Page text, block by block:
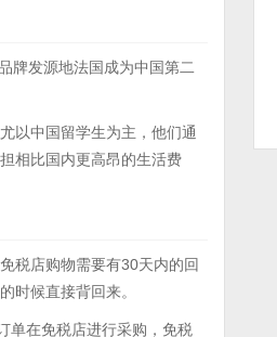
牌发源地法国成为中国第二
以中国留学生为主，他们通
相比国内更高昂的生活费
税店购物需要有30天内的回
时候直接背回来。
单在免税店进行采购，免税